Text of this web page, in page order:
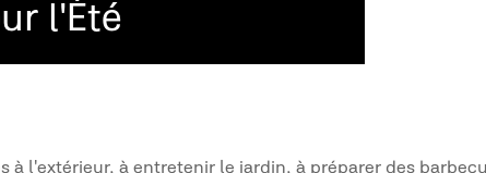
l'Été
à l'extérieur, à entretenir le jardin, à préparer des